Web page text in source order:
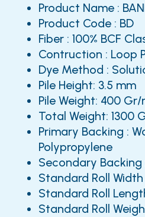
Product Name :
Product Code : BD
Fiber : 100% BCF
Contruction : Loop
Dye Method :
Pile Height: 3.5 mm
Pile Weight: 400 Gr/
Total Weight: 1300
Primary Backing :
Polypropylene
Secondary
Standard Roll
Standard Roll
Standard Roll